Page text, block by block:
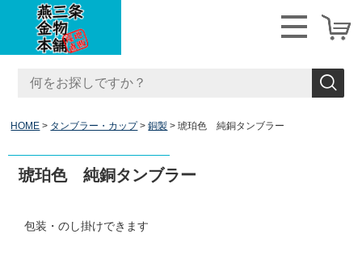
HOME タンブラー・カップ 銅製 琥珀色 純銅タンブラー
琥珀色 純銅タンブラー
包装・のし掛けできます